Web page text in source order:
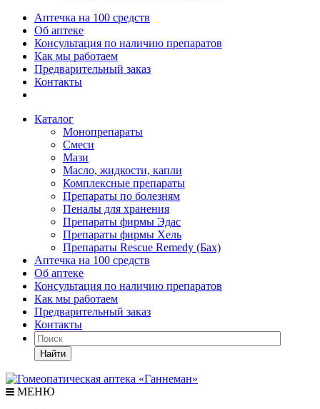
Аптечка на 100 средств
Об аптеке
Консультация по наличию препаратов
Как мы работаем
Предварительный заказ
Контакты
Каталог
Монопрепараты
Смеси
Мази
Масло, жидкости, капли
Комплексные препараты
Препараты по болезням
Пеналы для хранения
Препараты фирмы Эдас
Препараты фирмы Хель
Препараты Rescue Remedy (Бах)
Аптечка на 100 средств
Об аптеке
Консультация по наличию препаратов
Как мы работаем
Предварительный заказ
Контакты
Найти
МЕНЮ